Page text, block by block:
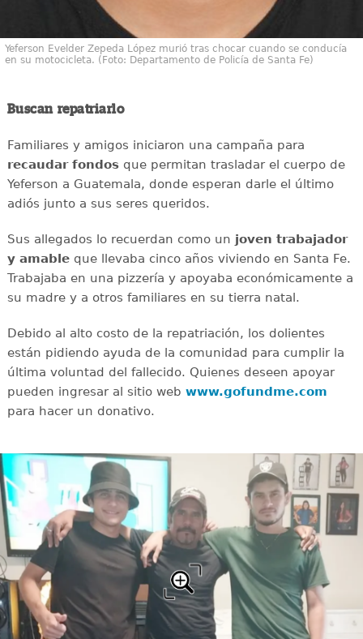
Yeferson Evelder Zepeda López murió tras chocar cuando se conducía
en su motocicleta. (Foto: Departamento de Policía de Santa Fe)
Buscan repatriarlo
Familiares y amigos iniciaron una campaña para
recaudar fondosque permitan trasladar el cuerpo de
Yeferson a Guatemala, donde esperan darle el último
adiós junto a sus seres queridos.
Sus allegados lo recuerdan como un joven trabajador
y amableque llevaba cinco años viviendo en Santa Fe.
Trabajaba en una pizzería y apoyaba económicamente a
su madre y a otros familiares en su tierra natal.
Debido al alto costo de la repatriación, los dolientes
están pidiendo ayuda de la comunidad para cumplir la
última voluntad del fallecido. Quienes deseen apoyar
pueden ingresar al sitio web www.gofundme.com
para hacer un donativo.